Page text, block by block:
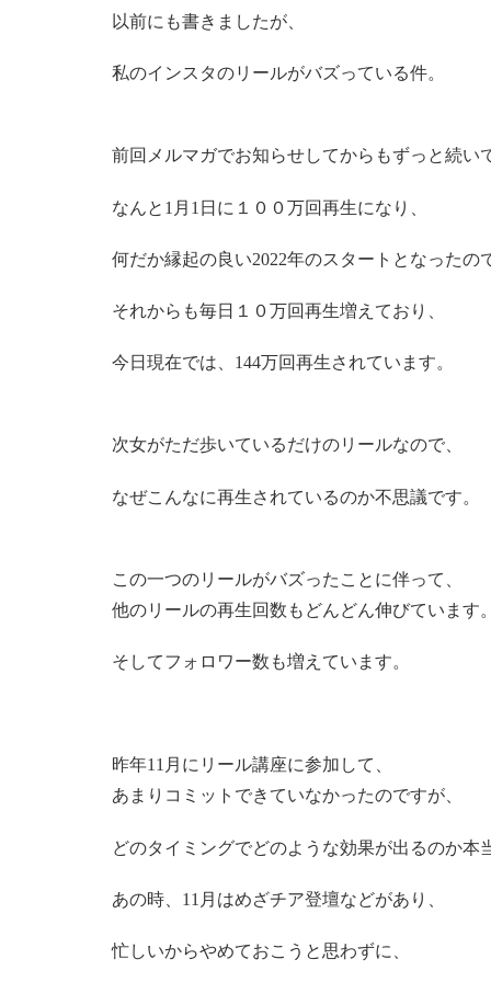
以前にも書きましたが、
私のインスタのリールがバズっている件。
前回メルマガでお知らせしてからもずっと続い
なんと1月1日に１００万回再生になり、
何だか縁起の良い2022年のスタートとなったの
それからも毎日１０万回再生増えており、
今日現在では、144万回再生されています。
次女がただ歩いているだけのリールなので、
なぜこんなに再生されているのか不思議です。
この一つのリールがバズったことに伴って、
他のリールの再生回数もどんどん伸びています。
そしてフォロワー数も増えています。
昨年11月にリール講座に参加して、
あまりコミットできていなかったのですが、
どのタイミングでどのような効果が出るのか本
あの時、11月はめざチア登壇などがあり、
忙しいからやめておこうと思わずに、